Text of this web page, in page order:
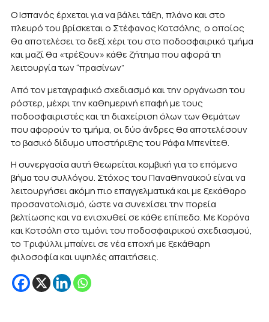
Ο Ισπανός έρχεται για να βάλει τάξη, πλάνο και στο
πλευρό του βρίσκεται ο Στέφανος Κοτσόλης, ο οποίος
θα αποτελέσει το δεξί χέρι του στο ποδοσφαιρικό τμήμα
και μαζί θα «τρέξουν» κάθε ζήτημα που αφορά τη
λειτουργία των “πρασίνων”
Από τον μεταγραφικό σχεδιασμό και την οργάνωση του
ρόστερ, μέχρι την καθημερινή επαφή με τους
ποδοσφαιριστές και τη διαχείριση όλων των θεμάτων
που αφορούν το τμήμα, οι δύο άνδρες θα αποτελέσουν
το βασικό δίδυμο υποστήριξης του Ράφα Μπενίτεθ.
Η συνεργασία αυτή θεωρείται κομβική για το επόμενο
βήμα του συλλόγου. Στόχος του Παναθηναϊκού είναι να
λειτουργήσει ακόμη πιο επαγγελματικά και με ξεκάθαρο
προσανατολισμό, ώστε να συνεχίσει την πορεία
βελτίωσης και να ενισχυθεί σε κάθε επίπεδο. Με Κορόνα
και Κοτσόλη στο τιμόνι του ποδοσφαιρικού σχεδιασμού,
το Τριφύλλι μπαίνει σε νέα εποχή με ξεκάθαρη
φιλοσοφία και υψηλές απαιτήσεις.